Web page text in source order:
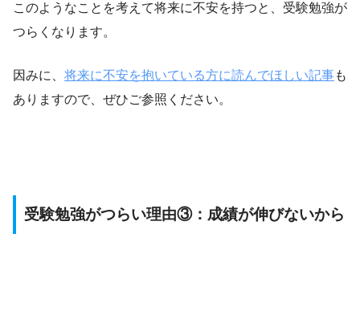
このようなことを考えて将来に不安を持つと、受験勉強が
つらくなります。
因みに、 将来に不安を抱いている方に読んでほしい記事も
ありますので、ぜひご参照ください。
受験勉強がつらい理由③：成績が伸びないから